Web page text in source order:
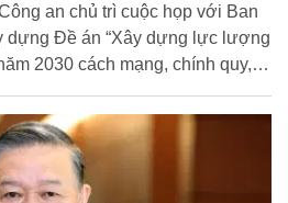
an chủ trì cuộc họp với Ban
dựng Đề án “Xây dựng lực lượng
2030 cách mạng, chính quy,